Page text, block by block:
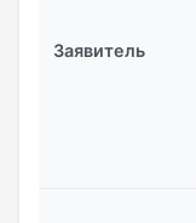
Заявитель